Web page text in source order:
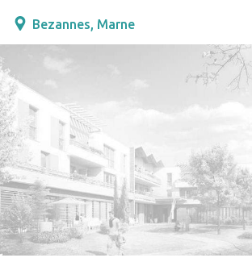
Bezannes, Marne